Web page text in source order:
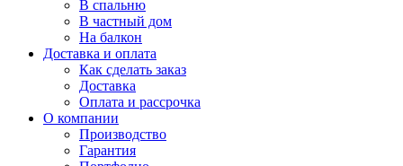
В спальню
В частный дом
На балкон
Доставка и оплата
Как сделать заказ
Доставка
Оплата и рассрочка
О компании
Производство
Гарантия